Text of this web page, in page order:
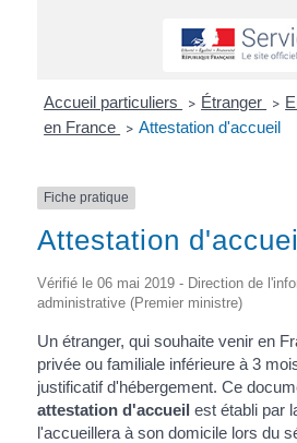
Accueil particuliers > Étranger >
en France
> Attestation d'accueil
Fiche pratique
Attestation
Vérifié le 06 mai 2019 - Direction de
administrative (Premier ministre)
Un étranger, qui souhaite venir en
privée ou familiale inférieure à 3
justificatif d'hébergement. Ce
attestation d'accueil est établi par
l'accueillera à son domicile lors du